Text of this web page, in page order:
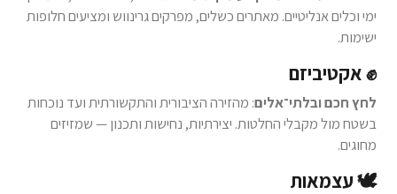
ימי וכלים אנליטיים. מאתרים כשלים, מפרקים גרינווש ומציעים חלופות
ישימות.
✊ אקטיביזם
לחץ חכם ובלתי־אלים: מהזירה הציבורית והתקשורתית ועד נוכחות
בשטח מול מקבלי החלטות. יצירתיות, נחישות ותכנון — שמזיזים
מחוגים.
🕊️ עצמאות